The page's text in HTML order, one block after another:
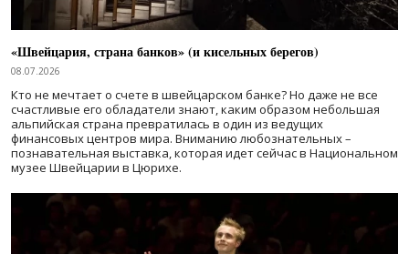
«Швейцария, страна банков» (и кисельных берегов)
08.07.2026
Кто не мечтает о счете в швейцарском банке? Но даже не все
счастливые его обладатели знают, каким образом небольшая
альпийская страна превратилась в один из ведущих
финансовых центров мира. Вниманию любознательных –
познавательная выставка, которая идет сейчас в Национальном
музее Швейцарии в Цюрихе.